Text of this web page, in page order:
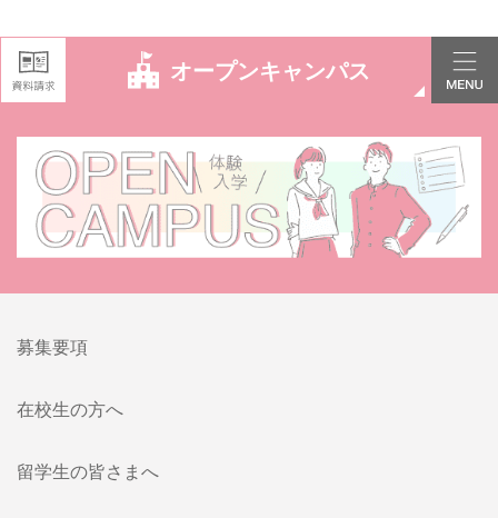
オープンキャンパス
募集要項
在校生の方へ
留学生の皆さまへ